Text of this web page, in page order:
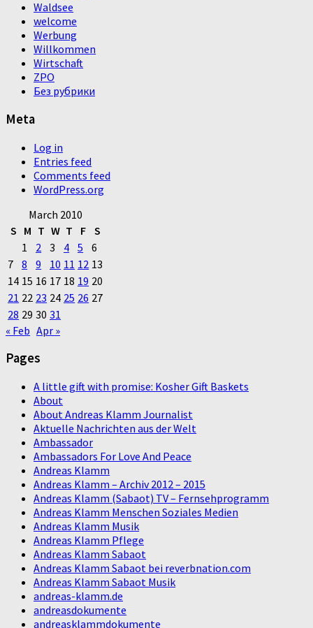
Waldsee
welcome
Werbung
Willkommen
Wirtschaft
ZPO
Без рубрики
Meta
Log in
Entries feed
Comments feed
WordPress.org
March 2010
S M T W T F S
1
2 3 4 5
6
7 8 9 10 11 12 13
14 15 16 17 18 19 20
21 22 23 24 25 26 27
28 29 30 31
« Feb Apr »
Pages
A little gift with promise: Kosher Gift Baskets
About
About Andreas Klamm Journalist
Aktuelle Nachrichten aus der Welt
Ambassador
Ambassadors For Love And Peace
Andreas Klamm
Andreas Klamm – Archiv 2012 – 2015
Andreas Klamm (Sabaot) TV – Fernsehprogramm
Andreas Klamm Menschen Soziales Medien
Andreas Klamm Musik
Andreas Klamm Pflege
Andreas Klamm Sabaot
Andreas Klamm Sabaot bei reverbnation.com
Andreas Klamm Sabaot Musik
andreas-klamm.de
andreasdokumente
andreasklammdokumente